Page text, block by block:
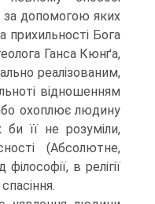
за допомогою яких
Бога
Ганса Кюнґа,
реалізованим,
відношенням
охоплює людину
її не розуміли,
(Абсолютне,
в релігії